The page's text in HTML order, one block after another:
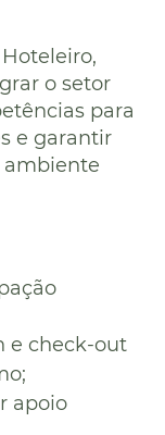
o setor
para
e garantir
ambiente
e check-out
apoio